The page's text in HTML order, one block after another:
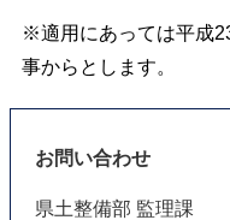
※適用にあっては平成
事からとします。
お問い合わせ
県土整備部 監理課